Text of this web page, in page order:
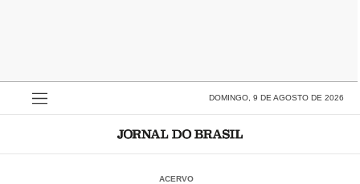
DOMINGO, 9 DE AGOSTO DE 2026
ACERVO